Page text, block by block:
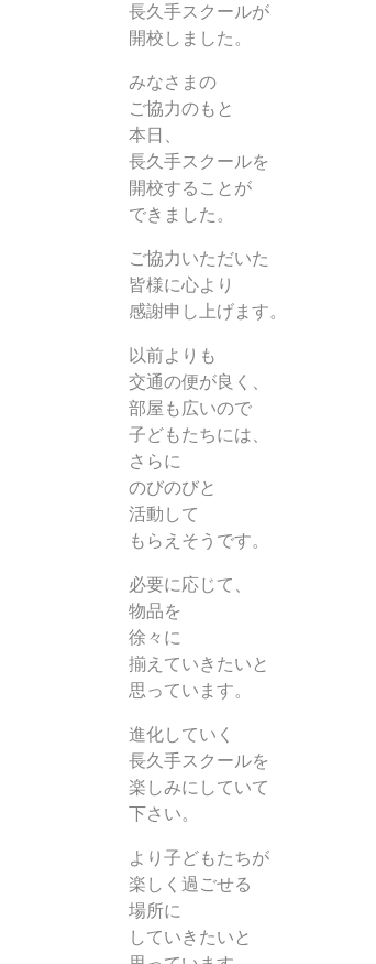
長久手スクールが
開校しました。
みなさまの
ご協力のもと
本日、
長久手スクールを
開校することが
できました。
ご協力いただいた
皆様に心より
感謝申し上げます。
以前よりも
交通の便が良く、
部屋も広いので
子どもたちには、
さらに
のびのびと
活動して
もらえそうです。
必要に応じて、
物品を
徐々に
揃えていきたいと
思っています。
進化していく
長久手スクールを
楽しみにしていて
下さい。
より子どもたちが
楽しく過ごせる
場所に
していきたいと